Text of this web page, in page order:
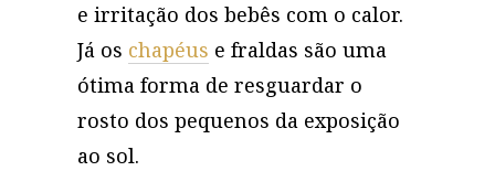
e irritação dos bebês com o calor.
Já os chapéus e fraldas são uma
ótima forma de resguardar o
rosto dos pequenos da exposição
ao sol.